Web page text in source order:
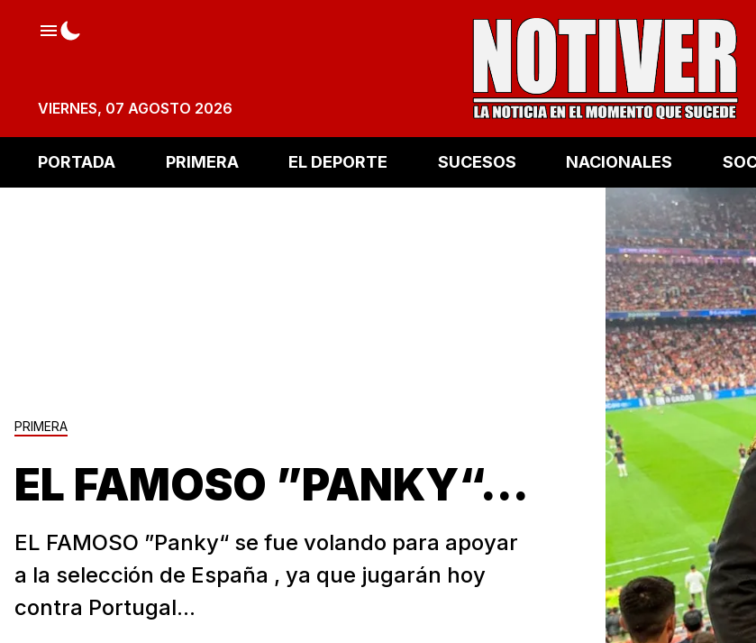
VIERNES, 07 AGOSTO 2026
PORTADA PRIMERA EL DEPORTE SUCESOS NACIONALES
PRIMERA
EL FAMOSO ”PANKY“...
EL FAMOSO ”Panky“ se fue volando para apoyar
a la selección de España , ya que jugarán hoy
contra Portugal...